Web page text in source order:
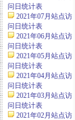
问日统计表
2021年07月站点访
问日统计表
2021年06月站点访
问日统计表
2021年05月站点访
问日统计表
2021年04月站点访
问日统计表
2021年03月站点访
问日统计表
2021年02月站点访